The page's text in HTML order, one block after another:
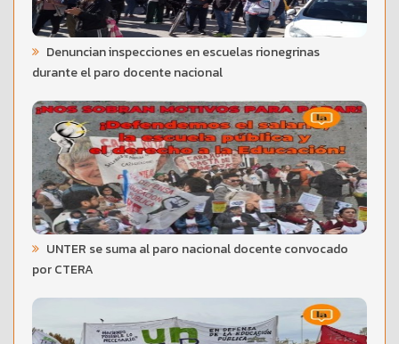
Denuncian inspecciones en escuelas rionegrinas
durante el paro docente nacional
UNTER se suma al paro nacional docente convocado
por CTERA